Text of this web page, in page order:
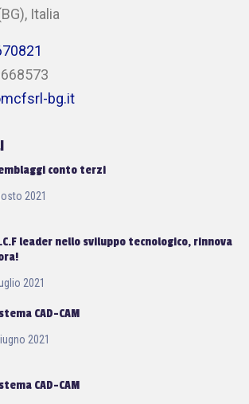
Italia
bg.it
conto terzi
2021
leader nello sviluppo tecnologico, rinnova
2021
CAD-CAM
2021
CAD-CAM